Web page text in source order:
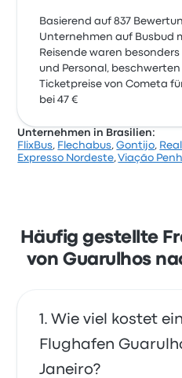
Basierend auf 837
Unternehmen auf Busbud
Reisende waren
und Personal,
Ticketpreise von Cometa
bei 47 €
Unternehmen in Brasilien:
FlixBus, Flechabus,Gontijo,
Expresso Nordeste,Viação
Häufig gestellte
von Guarulhos
Wie viel kostet
Flughafen
Janeiro?